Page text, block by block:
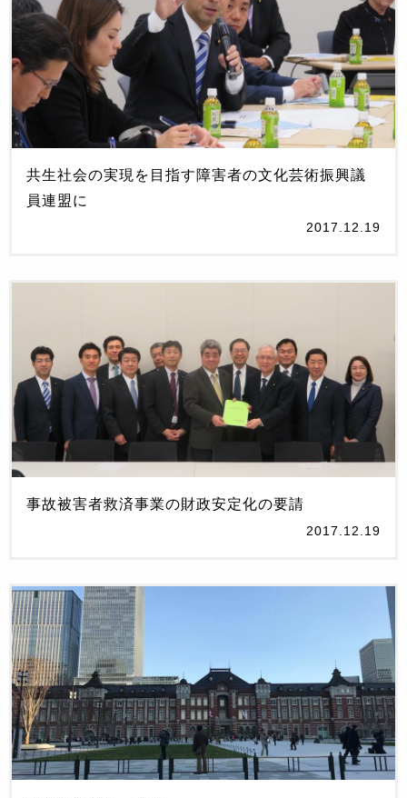
共生社会の実現を目指す障害者の文化芸術振興議
員連盟に
2017.12.19
事故被害者救済事業の財政安定化の要請
2017.12.19